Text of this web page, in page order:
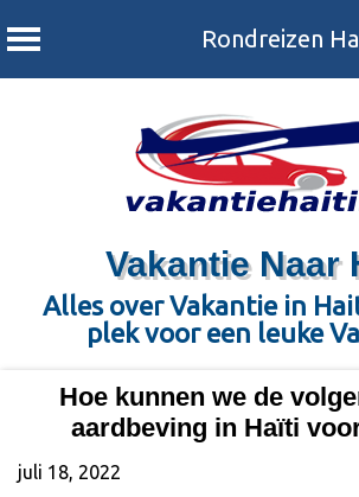
Rondreizen
Vakantie Naar
Alles over Vakantie in
plek voor een leuke
Hoe kunnen we de
aardbeving in Haïti
juli 18, 2022